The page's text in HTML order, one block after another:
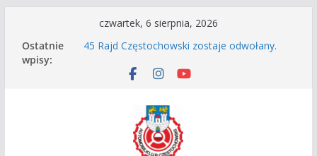
treści
czwartek, 6 sierpnia, 2026
Ostatnie
wpisy:
45 Rajd Częstochowski zostaje odwołany.
I Gliwicki Classic Sprint o Puchar Prezydenta
Częstochowskie Rozpoczęcie Sezonu 2026
Zgłoszenie – Częstochowskie Zakończenie
Sezonu 2025